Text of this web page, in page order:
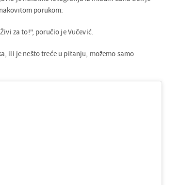
porukom:
za to!", poručio je Vučević.
ili je nešto treće u pitanju, možemo samo